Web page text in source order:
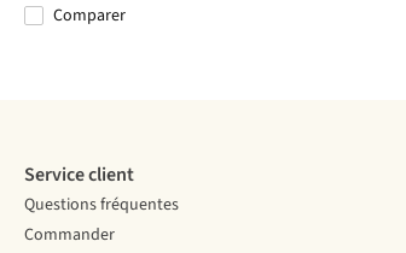
%
Comparer
Service client
Questions fréquentes
Commander